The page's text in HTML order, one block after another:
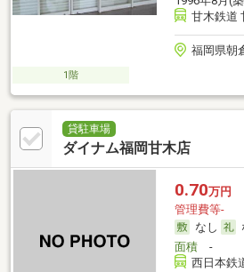
甘木鉄道
福岡県朝
1階
貸駐車場
ダイナム福岡甘木店
0.70万円
管理費等-
なし
面積-
西日本鉄